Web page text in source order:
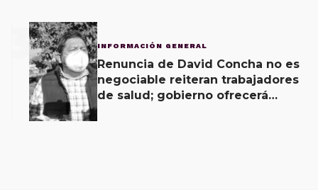
3 INFORMACIÓN GENERAL
Renuncia de David Concha no es
negociable reiteran trabajadores
de salud; gobierno ofrecerá